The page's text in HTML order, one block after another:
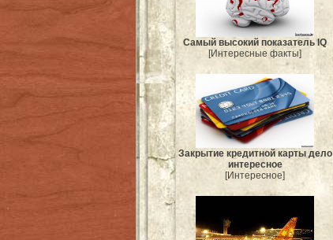
Самый высокий показатель IQ
[Интересные факты]
Закрытие кредитной карты дело
интересное
[Интересное]